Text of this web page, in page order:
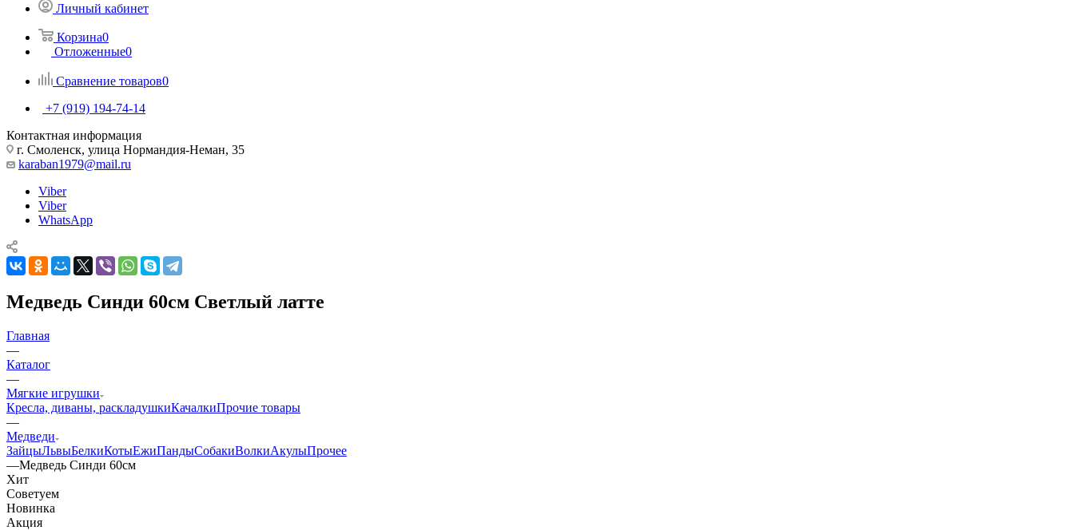
Личный кабинет
Корзина0
Отложенные0
Сравнение товаров0
+7 (919) 194-74-14
Контактная информация
г. Смоленск, улица Нормандия-Неман, 35
karaban1979@mail.ru
Viber
Viber
WhatsApp
Медведь Синди 60см Светлый латте
Главная
—
Каталог
—
Мягкие игрушки
Кресла, диваны, раскладушкиКачалкиПрочие товары
—
Медведи
ЗайцыЛьвыБелкиКотыЕжиПандыСобакиВолкиАкулыПрочее
—Медведь Синди 60см
Хит
Советуем
Новинка
Акция